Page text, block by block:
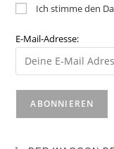
Ich stimme den
E-Mail-Adresse: